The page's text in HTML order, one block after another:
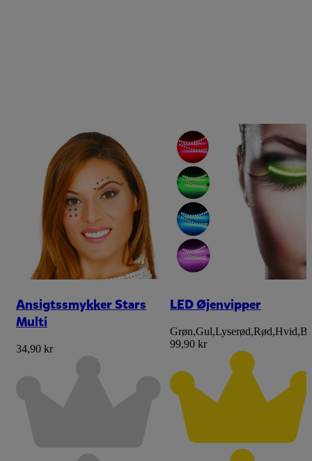
Ansigtssmykker Stars
Multi
34,90 kr
LED Øjenvipper
Grøn,Gul,Lyserød,Rød,Hvid,
99,90 kr